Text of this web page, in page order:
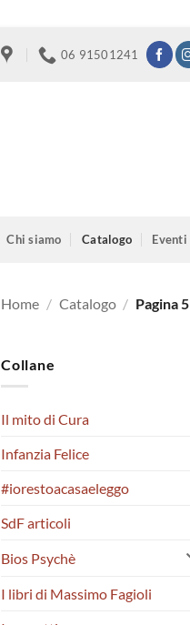
06 91501241
Chi siamo Catalogo Eventi
Home / Catalogo / Pagina 5
Collane
Il mito di Cura
Infanzia Felice
#iorestoacasaeleggo
SdF articoli
Bios Psychè
I libri di Massimo Fagioli